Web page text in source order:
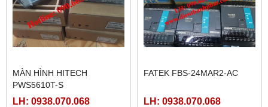
MÀN HÌNH HITECH
PWS5610T-S
LH: 0938.070.068
FATEK FBS-24MAR2-AC
LH: 0938.070.068